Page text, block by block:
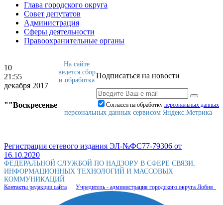
Глава городского округа
Совет депутатов
Администрация
Сферы деятельности
Правоохранительные органы
10
21:55
декабря 2017
""Воскресенье
Подписаться на новости
Согласен на обработку персональныx данных
На сайте
ведется сбор
и обработка
персональных данных сервисом Яндекс.Метрика
Регистрация сетевого издания ЭЛ-№ФС77-79306 от
16.10.2020
ФЕДЕРАЛЬНОЙ СЛУЖБОЙ ПО НАДЗОРУ В СФЕРЕ СВЯЗИ,
ИНФОРМАЦИОННЫХ ТЕХНОЛОГИЙ И МАССОВЫХ
КОММУНИКАЦИЙ
Контакты редакции сайта Учредитель - администрация городского округа Лобня